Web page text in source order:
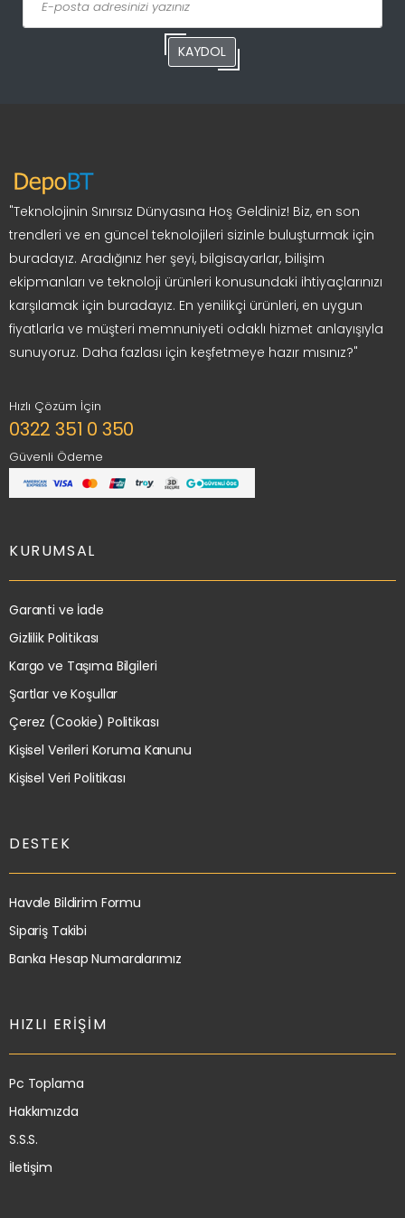
KAYDOL
"Teknolojinin Sınırsız Dünyasına Hoş Geldiniz! Biz, en son
trendleri ve en güncel teknolojileri sizinle buluşturmak için
buradayız. Aradığınız her şeyi, bilgisayarlar, bilişim
ekipmanları ve teknoloji ürünleri konusundaki ihtiyaçlarınızı
karşılamak için buradayız. En yenilikçi ürünleri, en uygun
fiyatlarla ve müşteri memnuniyeti odaklı hizmet anlayışıyla
sunuyoruz. Daha fazlası için keşfetmeye hazır mısınız?"
Hızlı Çözüm İçin
0322 351 0 350
Güvenli Ödeme
KURUMSAL
Garanti ve İade
Gizlilik Politikası
Kargo ve Taşıma Bilgileri
Şartlar ve Koşullar
Çerez (Cookie) Politikası
Kişisel Verileri Koruma Kanunu
Kişisel Veri Politikası
DESTEK
Havale Bildirim Formu
Sipariş Takibi
Banka Hesap Numaralarımız
HIZLI ERIŞIM
Pc Toplama
Hakkımızda
S.S.S.
İletişim